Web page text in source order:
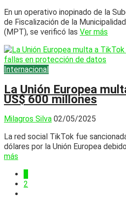
En un operativo inopinado de la
de Fiscalización de la
(MPT), se verificó las Ver más
Internacional
La Unión Europea
US$ 600 millones
Milagros Silva 02/05/2025
La red social TikTok fue
dólares por la Unión Europea
más
2